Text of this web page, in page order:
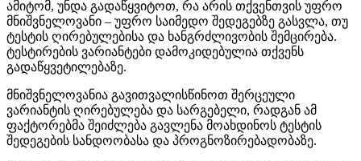
ამიტომ, უნდა გადაწყვიტოთ, რა არის თქვენთვის უფრო
მნიშვნელოვანი – უფრო საიმედო შედეგებზე გასვლა, თუ
ტესტის ღირებულებისა და ხანგრძლივობის შემცირება.
ტესტირების ვარიანტები დამოკიდებულია თქვენს
გადაწყვეტილებაზე.
მნიშვნელოვანია გავითვალისწინოთ შერცეული
ვარიანტის ღირებულება და სარგებელი, რადგან ამ
ფაქტორებმა შეიძლება გავლენა მოახდინოს ტესტის
შედეგების სანდოობასა და პროგნოზირებადობაზე.